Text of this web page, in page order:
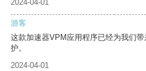
2024-04-01
游客
这款加速器VPM应用程序已经为我们
护。
2024-04-01